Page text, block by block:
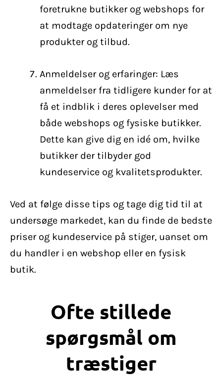
foretrukne butikker og webshops for
at modtage opdateringer om nye
produkter og tilbud.
Anmeldelser og erfaringer: Læs
anmeldelser fra tidligere kunder for at
få et indblik i deres oplevelser med
både webshops og fysiske butikker.
Dette kan give dig en idé om, hvilke
butikker der tilbyder god
kundeservice og kvalitetsprodukter.
Ved at følge disse tips og tage dig tid til at
undersøge markedet, kan du finde de bedste
priser og kundeservice på stiger, uanset om
du handler i en webshop eller en fysisk
butik.
Ofte stillede
spørgsmål om
træstiger